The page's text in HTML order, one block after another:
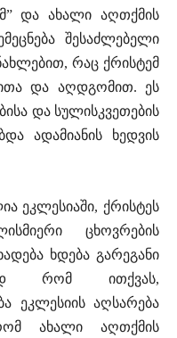
და ახალი აღთქმის
შესაძლებელი
რაც ქრისტემ
და აღდგომით. ეს
და სულისკვეთების
ადამიანის ხედვის
ეკლესიაში, ქრისტეს
ცხოვრების
ხდება გარეგანი
რომ ითქვას,
ეკლესიის აღსარება
ახალი აღთქმის